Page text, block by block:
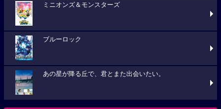
ミニオンズ＆モンスターズ
ブルーロック
あの星が降る丘で、君とまた出会いたい。